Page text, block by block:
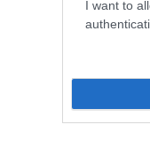
I want to